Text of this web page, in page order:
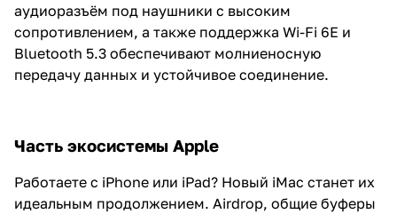
аудиоразъём под наушники с высоким
сопротивлением, а также поддержка Wi-Fi 6E и
Bluetooth 5.3 обеспечивают молниеносную
передачу данных и устойчивое соединение.
Часть экосистемы Apple
Работаете с iPhone или iPad? Новый iMac станет их
идеальным продолжением. Airdrop, общие буферы